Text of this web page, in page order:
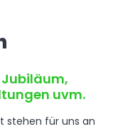
uvm.
stehen für uns an